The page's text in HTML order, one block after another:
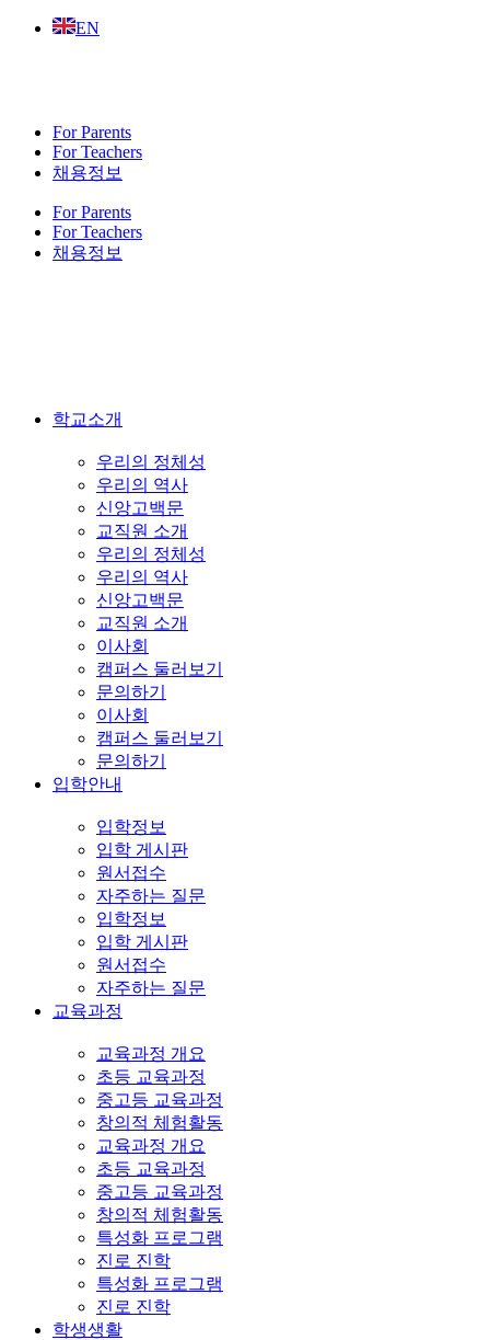
Skip
EN
For Parents
For Teachers
채용정보
For Parents
For Teachers
채용정보
학교소개
우리의 정체성
우리의 역사
신앙고백문
교직원 소개
우리의 정체성
우리의 역사
신앙고백문
교직원 소개
이사회
캠퍼스 둘러보기
문의하기
이사회
캠퍼스 둘러보기
문의하기
입학안내
입학정보
입학 게시판
원서접수
자주하는 질문
입학정보
입학 게시판
원서접수
자주하는 질문
교육과정
교육과정 개요
초등 교육과정
중고등 교육과정
창의적 체험활동
교육과정 개요
초등 교육과정
중고등 교육과정
창의적 체험활동
특성화 프로그램
진로 진학
특성화 프로그램
진로 진학
학생생활